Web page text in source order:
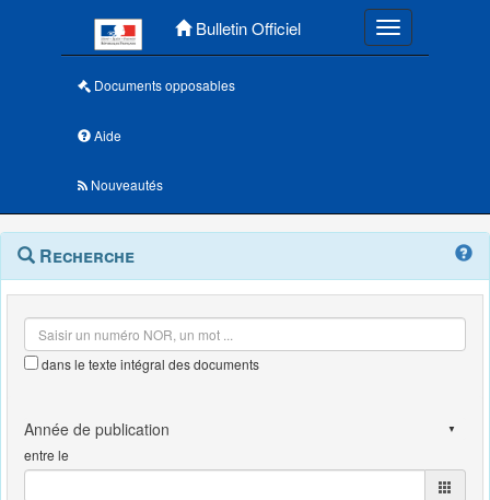
Bulletin Officiel Toggle
Documents opposables
Aide
Nouveautés
Navigation
outils
Menu
contextuel
Recherche
dans le texte intégral des documents
entre le